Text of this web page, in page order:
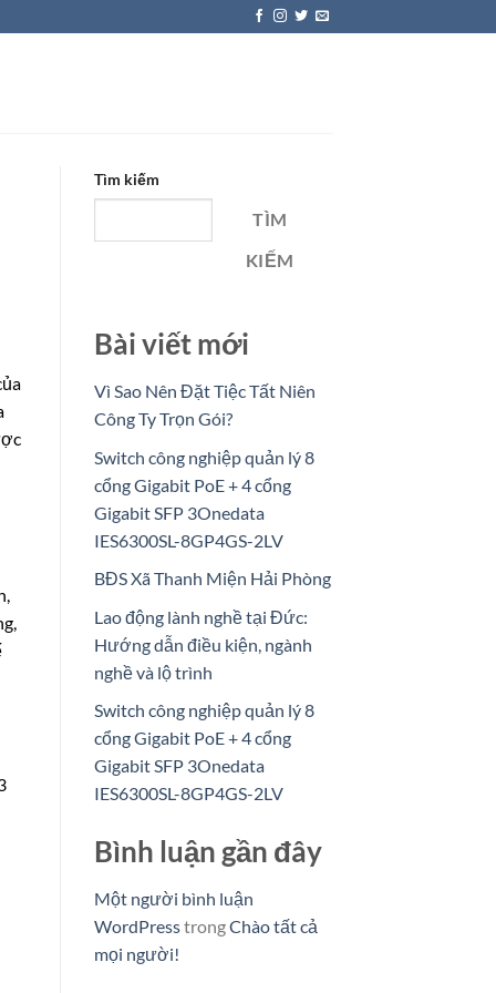
Tìm kiếm
TÌM
KIẾM
Bài viết mới
Vì Sao Nên Đặt Tiệc Tất Niên
Công Ty Trọn Gói?
Switch công nghiệp quản lý 8
cổng Gigabit PoE + 4 cổng
Gigabit SFP 3Onedata
IES6300SL-8GP4GS-2LV
BĐS Xã Thanh Miện Hải Phòng
Lao động lành nghề tại Đức:
Hướng dẫn điều kiện, ngành
nghề và lộ trình
Switch công nghiệp quản lý 8
cổng Gigabit PoE + 4 cổng
Gigabit SFP 3Onedata
IES6300SL-8GP4GS-2LV
Bình luận gần đây
Một người bình luận
WordPresstrongChào tất cả
mọi người!